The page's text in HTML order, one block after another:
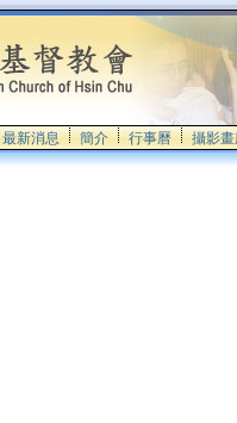
最新消息 簡介 行事曆 攝影畫